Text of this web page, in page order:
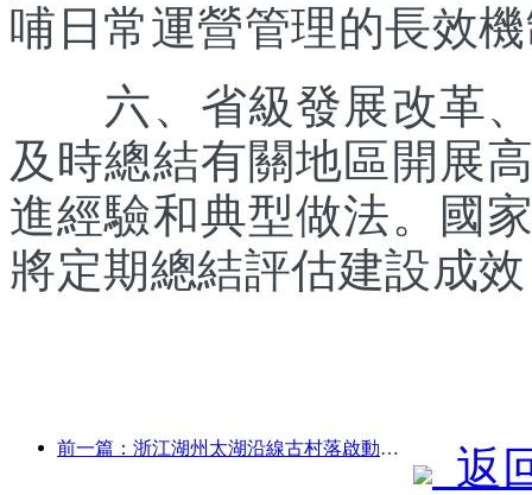
哺日常運營管理的長效
六、省級發展改革、
及時總結有關地區開展
進經驗和典型做法。國
將定期總結評估建設成
前一篇：浙江湖州太湖沿線古村落啟動改造提升，投資近10億元
返